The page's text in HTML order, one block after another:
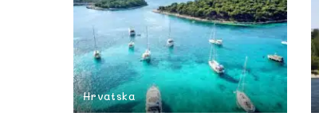
Hrvatska